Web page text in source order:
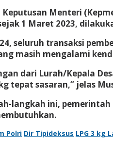
Keputusan Menteri
1 Maret 2023,
seluruh transaksi
masih mengalami
dari Lurah/Kepala
tepat sasaran,” jelas
langkah ini,
Polri Dir Tipideksus LPG 3 kg